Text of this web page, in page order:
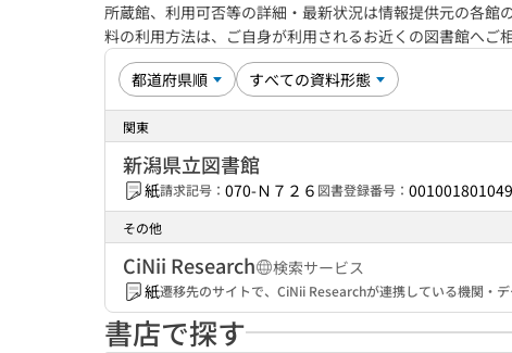
所蔵館、利用可否等の詳細・最新状況は情報提供元の各
料の利用方法は、ご自身が利用されるお近くの図書館へご
関東
新潟県立図書館
紙請求記号： 070-Ｎ７２６ 図書登録番号：
その他
CiNii Research
検索サービス
紙遷移先のサイトで、CiNii Researchが連携している機関・
書店で探す